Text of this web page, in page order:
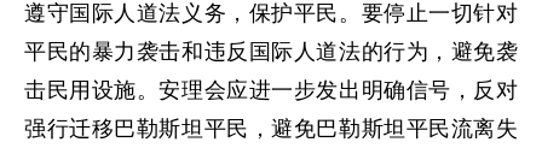
遵守国际人道法义务，保护平民。要停止一切针对
平民的暴力袭击和违反国际人道法的行为，避免袭
击民用设施。安理会应进一步发出明确信号，反对
强行迁移巴勒斯坦平民，避免巴勒斯坦平民流离失